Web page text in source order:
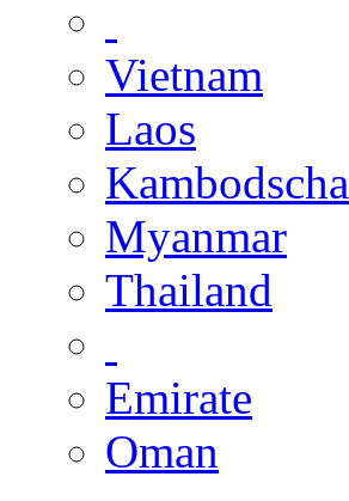
Vietnam
Laos
Kambodscha
Myanmar
Thailand
Emirate
Oman